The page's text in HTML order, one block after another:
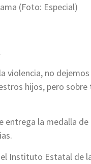
(Foto: Especial)
violencia, no
hijos, pero
entrega la medalla
Instituto Estatal de